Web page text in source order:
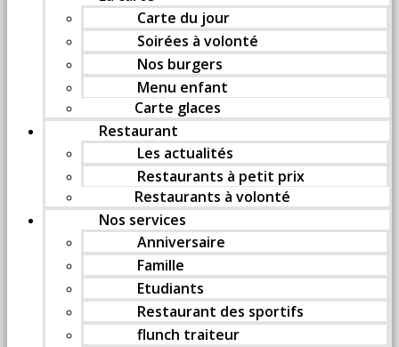
Carte du jour
Soirées à volonté
Nos burgers
Menu enfant
Carte glaces
Restaurant
Les actualités
Restaurants à petit prix
Restaurants à volonté
Nos services
Anniversaire
Famille
Etudiants
Restaurant des sportifs
flunch traiteur